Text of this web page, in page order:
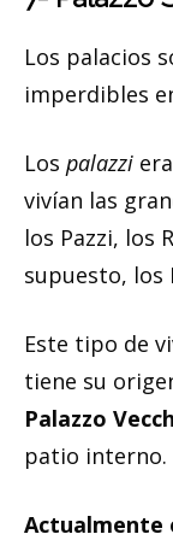
Los palacios
imperdibles
Los palazzi
vivían las
los Pazzi, los
supuesto, los
Este tipo de
tiene su
Palazzo
patio interno.
Actualmente